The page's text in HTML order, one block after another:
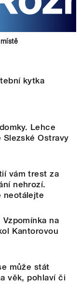
kytka
Lehce
Slezské Ostravy
vám trest za
nehrozí.
neotálejte
na
Kantorovou
může stát
věk, pohlaví či